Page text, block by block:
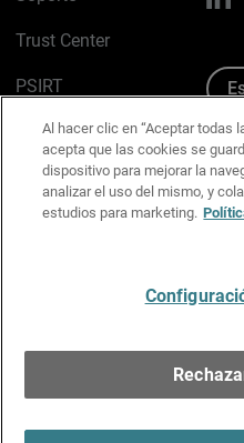
Trust Center
PSIRT
Política de cookies
Política de privacidad
Kit de medios y marca
Al hacer clic en “Aceptar todas
acepta que las cookies se
dispositivo para mejorar la
analizar el uso del mismo, y
estudios para marketing.